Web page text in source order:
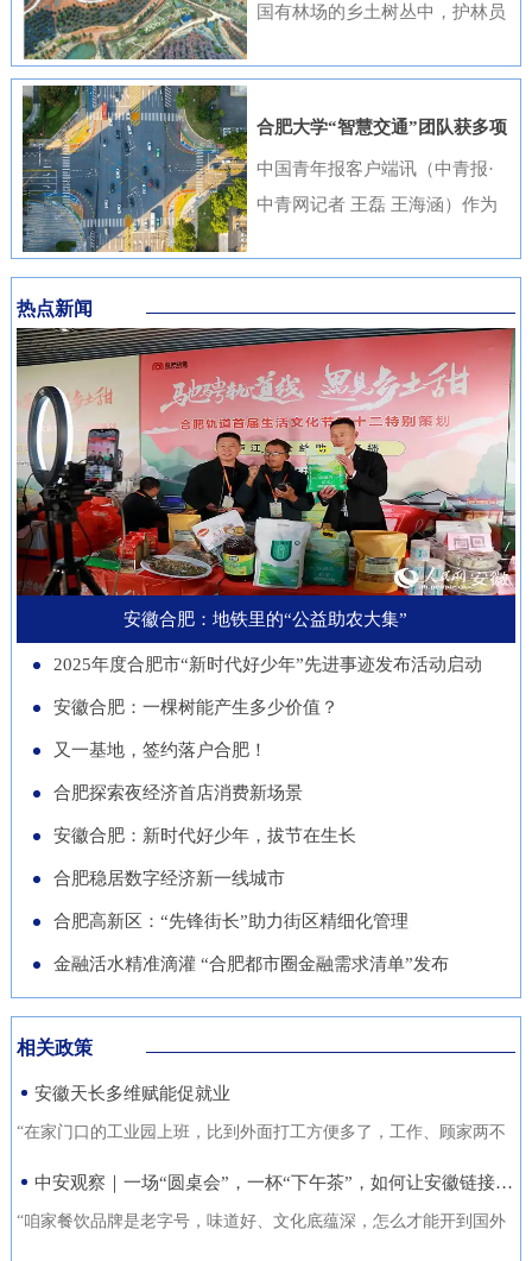
品。经过严格遴选，41件优秀作
《廉心清颂》《缝隙》等获奖作
品构思精巧、寓意深刻，将廉洁
内涵与传统文化元素相融合，充
面的扎实成效。近年来，邮储银
行安徽省分行始终将清廉金融文
化建设摆在重要位置，通过常态
化教育、制度完善与持续宣传，
推动廉洁理念内化于心、外化于
行。在开展正面宣传教育的同
时，该行也注重警示教育，特别
是面向党员领导干部开展“以案
示警、以案为戒、以案促改”专
题教育，着力构建“不敢腐、不
能腐、不想腐”的长效机制，引
态。
参会工作，已于9月20日在合肥
进博会外企（安徽）供需对接暨
投资交流活动”，会上，130余家
安徽本土知名企业与21家进博会
系。在本届进博会上，来自安徽
的科技企业带来多件实物展品在
中国馆展出，此外，淮南、池州
等地市的老字号、非遗项目也展
示安徽丰富的文化底蕴。进博八
年，安徽从一个“采购者”，努力
成为“战略合作者”，合作模式也
从单纯的“买产品”向“引技术、
促升级”深化。今年安徽交易团
负责组织新兴产业相关单位参会
招商。这一切都服务于一个更精
准的目标：通过进博会，赋能安
徽正在全力发展的重点产业，努
力推动展商变投资商。科技与开
最快汽车仰望U9、在2025机器
人足球世界杯上夺冠的人形机器
人、可
国有林场的乡土树丛中，护林员
南山区，歙县桂林国有林场的林
下基地里，农户忙着采收黄栀
林，从各自为战到联农共富，安
色变革，在守护江淮生态屏障的
同时，蹚出了一条生态效益、经
济效益、社会效益共赢的新路
径。作为全国林业大省，安徽现
有国有林场100个，经营总面积
超400万亩。近年来，安徽深入
贯彻落实习近平生态文明思想，
以国有林场改革为契机，通过创
新经营模式、拓展产业维度、深
化联农机制，让昔日“只守青山
的“助推器”、绿色经济的“新引
擎”。 扩绿兴绿护绿 筑牢美丽安
徽生态屏障清晨五点，潜山市驼
岭国有林场东风管护点，今年57
1988年参加工作起，这条巡山路
合肥大学“智慧交通”团队获多项
重要进展
中国青年报客户端讯（中青报·
中青网记者 王磊 王海涵）作为
局城市，合肥正在着力打造低空
经济“前沿阵地”。合肥大学“智
慧交通”团队正在基础理论、关
键核心技术、人才队伍、产业发
展等方面全面发力，着力支撑合
肥打造综合交通枢纽科技力量。
近年来，合肥大学智能建造与交
通学院积极布局低空交通发展新
赛道，打造安徽省智慧交通大数
据分析与应用工程实验室等学科
交叉创新平台，联合头部企业开
展低空物流、城市应急等多应用
场景技术攻关。2025年，团
队“基于无人机空天信息的高速
路施工全过程的可视化、智能化
监管需求，通过无人机与 AI 算
法结合，实现高速公路施工安全
隐患实时识别与动态预警，构建
交通领航人才实训基地建设，将
热点新闻
安徽合肥：地铁里的“公益助农大集”
2025年度合肥市“新时代好少年”先进事迹发布活动启动
安徽合肥：一棵树能产生多少价值？
又一基地，签约落户合肥！
合肥探索夜经济首店消费新场景
安徽合肥：新时代好少年，拔节在生长
合肥稳居数字经济新一线城市
合肥高新区：“先锋街长”助力街区精细化管理
金融活水精准滴灌 “合肥都市圈金融需求清单”发布
相关政策
安徽天长多维赋能促就业
“在家门口的工业园上班，比到外面打工方便多了，工作、顾家两不
中安观察｜一场“圆桌会”，一杯“下午茶”，如何让安徽链接世界？
“咱家餐饮品牌是老字号，味道好、文化底蕴深，怎么才能开到国外